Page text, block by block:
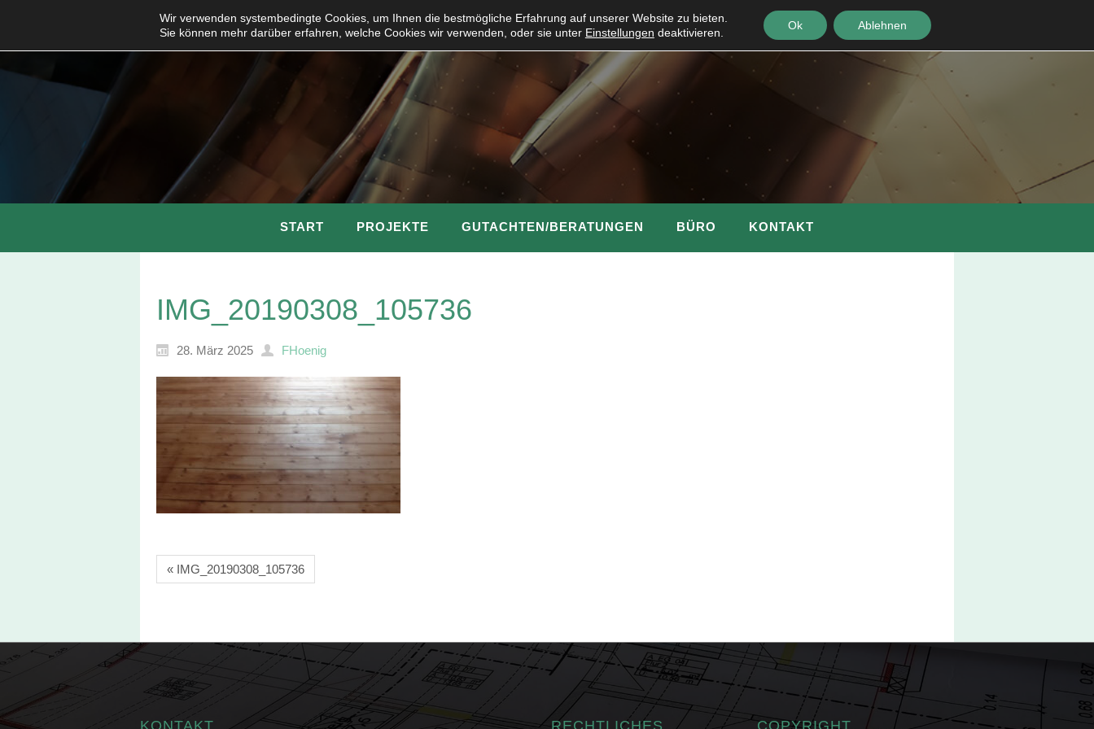
START PROJEKTE GUTACHTEN/BERATUNGEN BÜRO KONTAKT
IMG_20190308_105736
28. März 2025 FHoenig
« IMG_20190308_105736
KONTAKT RECHTLICHES COPYRIGHT
Wir verwenden systembedingte Cookies, um Ihnen die bestmögliche Erfahrung auf unserer Website zu bieten.
Sie können mehr darüber erfahren, welche Cookies wir verwenden, oder sie unter Einstellungen deaktivieren.
Ok Ablehnen